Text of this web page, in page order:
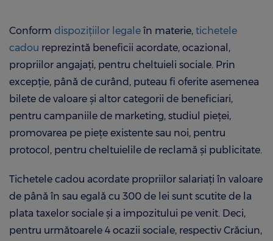
Conform dispoziţiilor legale în materie, tichetele
cadou reprezintă beneficii acordate, ocazional,
propriilor angajaţi, pentru cheltuieli sociale. Prin
excepţie, până de curând, puteau fi oferite asemenea
bilete de valoare şi altor categorii de beneficiari,
pentru campaniile de marketing, studiul pieţei,
promovarea pe pieţe existente sau noi, pentru
protocol, pentru cheltuielile de reclamă şi publicitate.
Tichetele cadou acordate propriilor salariați în valoare
de până în sau egală cu 300 de lei sunt scutite de la
plata taxelor sociale şi a impozitului pe venit. Deci,
pentru următoarele 4 ocazii sociale, respectiv Crăciun,